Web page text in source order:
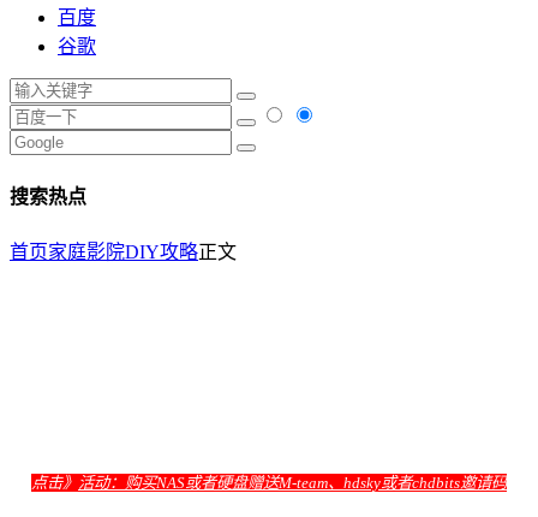
百度
谷歌
搜索热点
首页家庭影院DIY攻略正文
点击》 活动：购买NAS或者硬盘赠送M-team、hdsky或者chdbits邀请码